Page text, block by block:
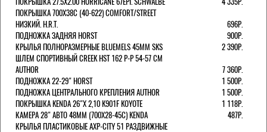
ПОКРЫШКА 700X38С (40-622) COMFORT/STREET
НИЗКИЙ. H.R.T.
696Р.
ПОДНОЖКА ЗАДНЯЯ HORST
900Р.
КРЫЛЬЯ ПОЛНОРАЗМЕРНЫЕ BLUEMELS 45MM SKS
2 390Р.
ШЛЕМ СПОРТИВНЫЙ CREEK HST 162 Р-Р 54-57 СМ
AUTHOR
7 360Р.
ПОДНОЖКА 22-29" HORST
1 500Р.
ПОДНОЖКА ЦЕНТРАЛЬНОГО КРЕПЛЕНИЯ AUTHOR
1 500Р.
ПОКРЫШКА KENDA 26"Х 2,10 K901F KOYOTE
1 118Р.
КАМЕРА 28" АВТО 48ММ (700Х28-45С) KENDA
487Р.
КРЫЛЬЯ ПЛАСТИКОВЫЕ AXP-CITY 51 РАЗДВИЖНЫЕ